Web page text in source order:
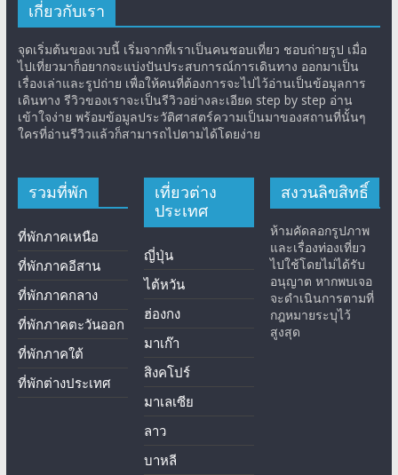
เกี่ยวกับเรา
จุดเริ่มต้นของเวบนี้ เริ่มจากที่เราเป็นคนชอบเที่ยว ชอบถ่ายรูป เมื่อ
ไปเที่ยวมาก็อยากจะแบ่งปันประสบการณ์การเดินทาง ออกมาเป็น
เรื่องเล่าและรูปถ่าย เพื่อให้คนที่ต้องการจะไปไว้อ่านเป็นข้อมูลการ
เดินทาง รีวิวของเราจะเป็นรีวิวอย่างละเอียด step by step อ่าน
เข้าใจง่าย พร้อมข้อมูลประวัติศาสตร์ความเป็นมาของสถานที่นั้นๆ
ใครที่อ่านรีวิวแล้วก็สามารถไปตามได้โดยง่าย
รวมที่พัก
ที่พักภาคเหนือ
ที่พักภาคอีสาน
ที่พักภาคกลาง
ที่พักภาคตะวันออก
ที่พักภาคใต้
ที่พักต่างประเทศ
เที่ยวต่าง
ประเทศ
ญี่ปุ่น
ไต้หวัน
ฮ่องกง
มาเก๊า
สิงคโปร์
มาเลเซีย
ลาว
บาหลี
สงวนลิขสิทธิ์
ห้ามคัดลอกรูปภาพ
และเรื่องท่องเที่ยว
ไปใช้โดยไม่ได้รับ
อนุญาต หากพบเจอ
จะดำเนินการตามที่
กฎหมายระบุไว้
สูงสุด